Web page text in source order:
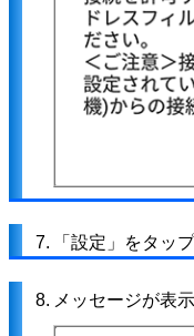
7. 「設定」をタッ
8. メッセージが表